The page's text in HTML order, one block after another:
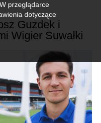
Guzdek i
Wigier Suwałki
przeglądarce
dotyczące